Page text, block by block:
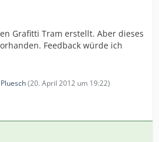
Grafitti Tram erstellt. Aber dieses
Feedback würde ich
Pluesch(20. April 2012 um 19:22)